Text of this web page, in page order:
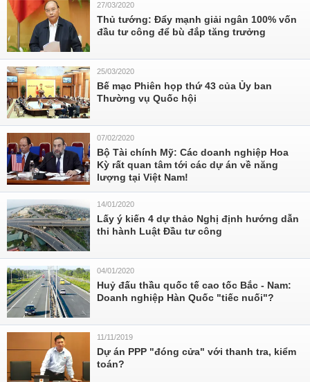
27/03/2020
Thủ tướng: Đẩy mạnh giải ngân 100% vốn
đầu tư công để bù đắp tăng trưởng
25/03/2020
Bế mạc Phiên họp thứ 43 của Ủy ban
Thường vụ Quốc hội
07/02/2020
Bộ Tài chính Mỹ: Các doanh nghiệp Hoa
Kỳ rất quan tâm tới các dự án về năng
lượng tại Việt Nam!
14/01/2020
Lấy ý kiến 4 dự thảo Nghị định hướng dẫn
thi hành Luật Đầu tư công
04/01/2020
Huỷ đấu thầu quốc tế cao tốc Bắc - Nam:
Doanh nghiệp Hàn Quốc "tiếc nuối"?
11/11/2019
Dự án PPP "đóng cửa" với thanh tra, kiểm
toán?